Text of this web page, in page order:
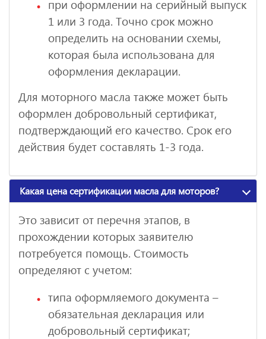
при оформлении на серийный выпуск
1 или 3 года. Точно срок можно
определить на основании схемы,
которая была использована для
оформления декларации.
Для моторного масла также может быть
оформлен добровольный сертификат,
подтверждающий его качество. Срок его
действия будет составлять 1-3 года.
Какая цена сертификации масла для моторов?
Это зависит от перечня этапов, в
прохождении которых заявителю
потребуется помощь. Стоимость
определяют с учетом:
типа оформляемого документа –
обязательная декларация или
добровольный сертификат;